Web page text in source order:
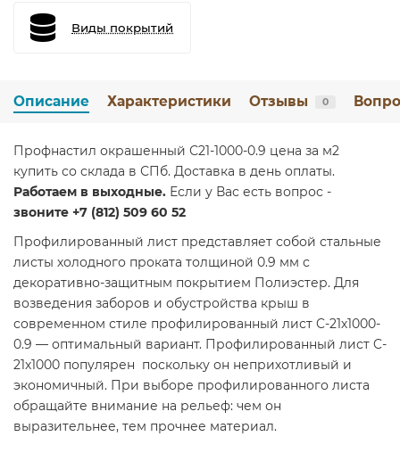
Виды покрытий
Описание Характеристики Отзывы 0
Профнастил окрашенный С21-1000-0.9 цена за м2
купить со склада в СПб. Доставка в день оплаты.
Работаем в выходные. Если у Вас есть вопрос -
звоните +7 (812) 509 60 52
Профилированный лист представляет собой стальные
листы холодного проката толщиной 0.9 мм с
декоративно-защитным покрытием Полиэстер. Для
возведения заборов и обустройства крыш в
современном стиле профилированный лист C-21х1000-
0.9 — оптимальный вариант. Профилированный лист C-
21х1000 популярен поскольку он неприхотливый и
экономичный. При выборе профилированного листа
обращайте внимание на рельеф: чем он
выразительнее, тем прочнее материал.